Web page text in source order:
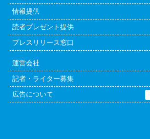
情報提供
読者プレゼント提供
プレスリリース窓口
運営会社
記者・ライター募集
広告について